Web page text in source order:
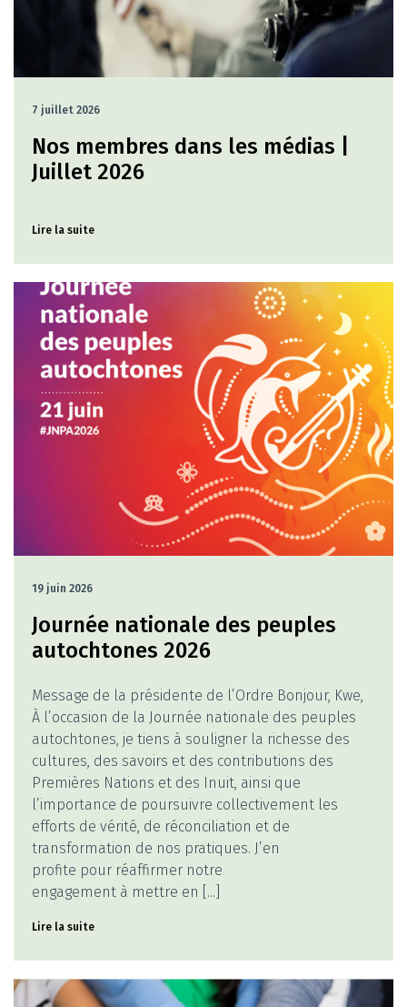
7 juillet 2026
Nos membres dans les médias |
Juillet 2026
Lire la suite
19 juin 2026
Journée nationale des peuples
autochtones 2026
Message de la présidente de l’Ordre Bonjour, Kwe,
À l’occasion de la Journée nationale des peuples
autochtones, je tiens à souligner la richesse des
cultures, des savoirs et des contributions des
Premières Nations et des Inuit, ainsi que
l’importance de poursuivre collectivement les
efforts de vérité, de réconciliation et de
transformation de nos pratiques. J’en
profite pour réaffirmer notre
engagement à mettre en [...]
Lire la suite